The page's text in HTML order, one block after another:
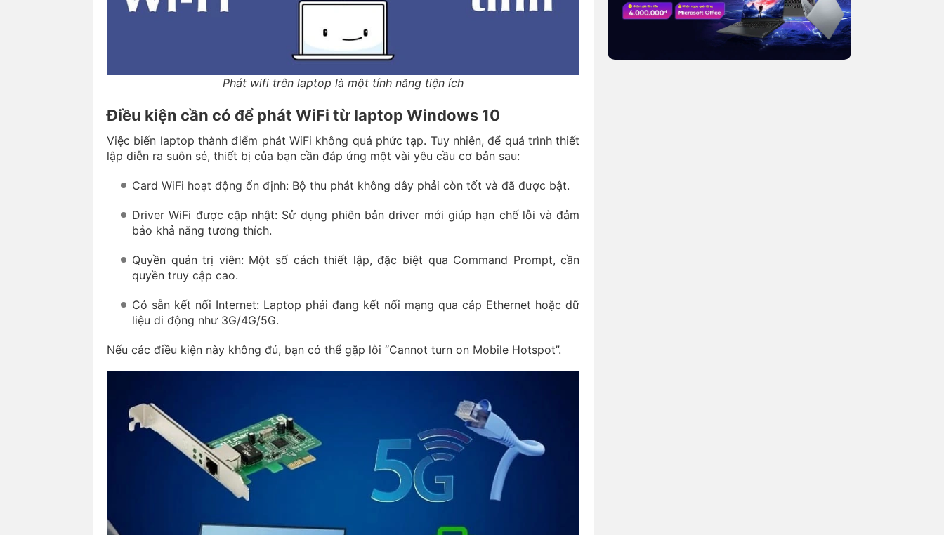
Phát wifi trên laptop là một tính năng tiện ích
Điều kiện cần có để phát WiFi từ laptop Windows 10
Việc biến laptop thành điểm phát WiFi không quá phức tạp. Tuy nhiên, để quá trình thiết
lập diễn ra suôn sẻ, thiết bị của bạn cần đáp ứng một vài yêu cầu cơ bản sau:
Card WiFi hoạt động ổn định: Bộ thu phát không dây phải còn tốt và đã được bật.
Driver WiFi được cập nhật: Sử dụng phiên bản driver mới giúp hạn chế lỗi và đảm
bảo khả năng tương thích.
Quyền quản trị viên: Một số cách thiết lập, đặc biệt qua Command Prompt, cần
quyền truy cập cao.
Có sẵn kết nối Internet: Laptop phải đang kết nối mạng qua cáp Ethernet hoặc dữ
liệu di động như 3G/4G/5G.
Nếu các điều kiện này không đủ, bạn có thể gặp lỗi “Cannot turn on Mobile Hotspot”.